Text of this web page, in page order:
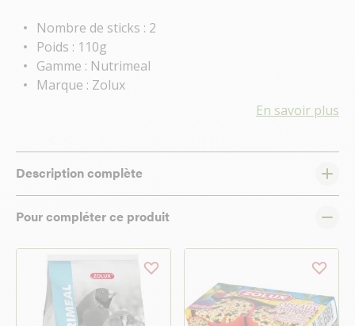
Nombre de sticks : 2
Poids : 110g
Gamme : Nutrimeal
Marque : Zolux
En savoir plus
Description complète
Pour compléter ce produit